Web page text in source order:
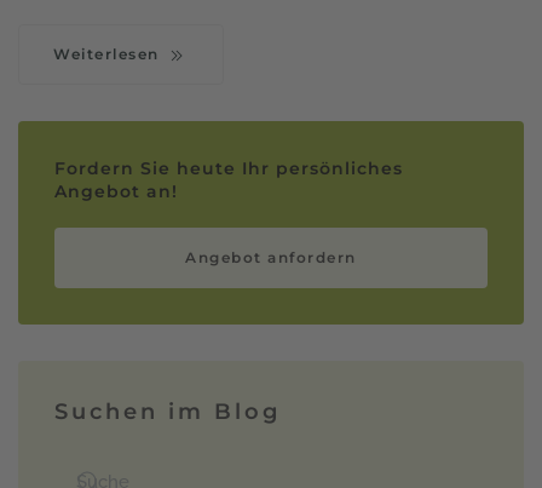
Weiterlesen
Fordern Sie heute Ihr persönliches
Angebot an!
Angebot anfordern
Suchen im Blog